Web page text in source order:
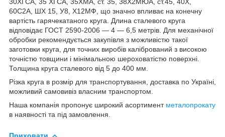
60С2А, ШХ 15, У8, Х12МФ, що значно впливає на конечну
вартість гарячекатаного круга. Длина сталевого круга
відповідає ГОСТ 2590-2006 — 4 — 6,5 метрів. Для механічної
обробки рекомендується закупівля з можливістю такої
заготовки круга, для точних виробів калібрований з високою
точністю товщини і мінімальною шероховатістю поверхні.
Толщина круга сталевого від 5 до 400 мм.
Різка круга в розмір для транспортування, доставка по Україні,
можливий самовивіз власним транспортом.
Наша компанія пропонує широкий асортимент металопрокату
в наявності та під замовлення.
Приховати